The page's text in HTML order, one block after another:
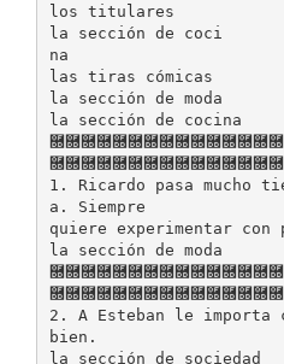
los titulares
la sección de coci
na
las tiras cómicas
la sección de moda
la sección de cocina
࿝࿝࿝࿝࿝࿝࿝࿝࿝࿝࿝࿝࿝࿝࿝
1. Ricardo pasa mucho
a. Siempre
quiere experimentar
la sección de moda
࿝࿝࿝࿝࿝࿝࿝࿝࿝࿝࿝࿝࿝࿝࿝
2. A Esteban le importa
bien.
la sección de sociedad